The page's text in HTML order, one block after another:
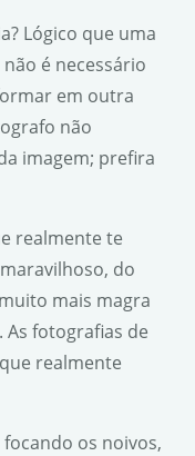
Lógico que uma
é necessário
em outra
não
imagem; prefira
realmente te
do
mais magra
As fotografias de
realmente
os noivos,